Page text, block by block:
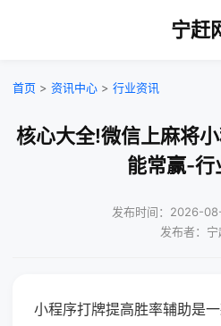
宁赶
首页 > 资讯中心 > 行业资讯
核心大全!微信上麻将
能常赢-行
发布时间：2026-
发布者：宁
小程序打牌提高胜率辅助是